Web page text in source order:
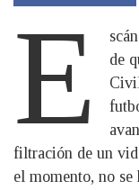
E
de
filtración de un
el momento, no